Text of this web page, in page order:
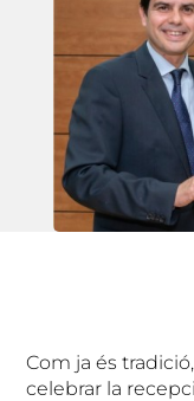
Com ja és
celebrar la